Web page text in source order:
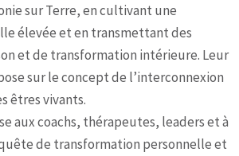
sur Terre, en cultivant une
élevée et en transmettant des
et de transformation intérieure. Leur
sur le concept de l’interconnexion
êtres vivants.
aux coachs, thérapeutes, leaders et à
de transformation personnelle et